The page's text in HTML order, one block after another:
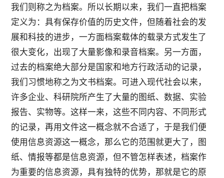
我们则称之为档案。所以长期以来，我们一直把档案
定义为：具有保存价值的历史文件，但随着社会的发
展和科技的进步，一方面档案载体的载录方式发生了
很大变化，出现了大量影像和录音档案。另一方面，
过去的档案绝大部分是国家和地方行政活动的记录，
我们习惯地称之为文书档案。可进入现代社会以来，
许多企业、科研院所产生了大量的图纸、数据、实验
报告、实物等。这样一来，这些不同内容、不同形式
的记录，再用文件这一概念就不合适了，于是我们便
使用信息资源这一概念，那么它的范围就更大了，图
纸、情报等都是信息资源，但不管怎样表述，档案作
为重要的信息资源，具有独特的优势，那就是它的原